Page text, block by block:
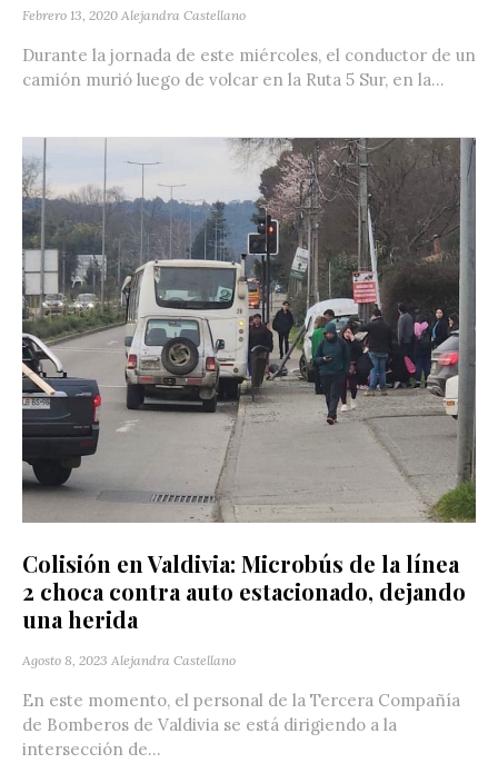
Febrero 13, 2020 Alejandra Castellano
Durante la jornada de este miércoles, el conductor de un
camión murió luego de volcar en la Ruta 5 Sur, en la...
Colisión en Valdivia: Microbús de la línea
2 choca contra auto estacionado, dejando
una herida
Agosto 8, 2023 Alejandra Castellano
En este momento, el personal de la Tercera Compañía
de Bomberos de Valdivia se está dirigiendo a la
intersección de...